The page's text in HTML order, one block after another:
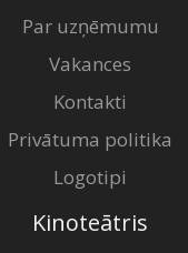
Par uzņēmumu
Vakances
Kontakti
Privātuma politika
Logotipi
Kinoteātris